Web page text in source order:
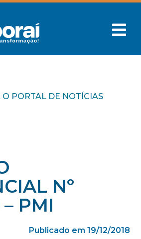
O PORTAL DE NOTÍCIAS
Nº
PMI
Publicado em 19/12/2018